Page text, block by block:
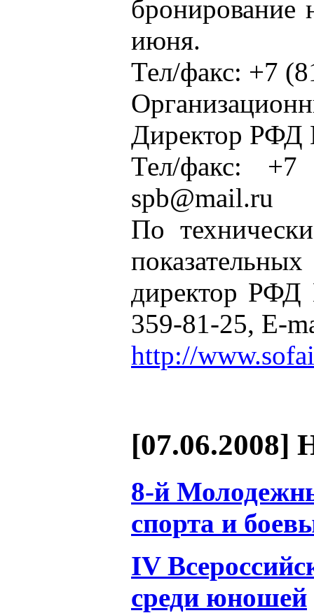
бронирование
июня.
Тел/факс: +7
Директор РФД
Тел/факс:
spb@mail.ru
По
директор РФД
359-81-25, E-
http://
[07.06.2008]
8-й
спорта и
IV
среди юношей